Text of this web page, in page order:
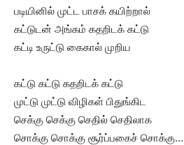
படியினில் முட்ட பாசக் கயிற்றால்
கட்டுடன் அங்கம் கதறிடக் கட்டு
கட்டி உருட்டு கைகால் முறிய
கட்டு கட்டு கதறிடக் கட்டு
முட்டு முட்டு விழிகள் பிதுங்கிட
செக்கு செக்கு செதில் செதிலாக
சொக்கு சொக்கு சூர்ப்பகைச் சொக்கு…